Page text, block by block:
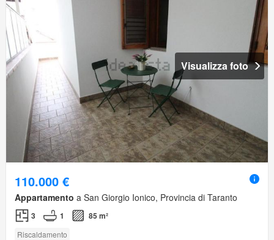
Visualizza foto
110.000 €
Appartamento a San Giorgio Ionico, Provincia di Taranto
3 1 85 m²
Riscaldamento